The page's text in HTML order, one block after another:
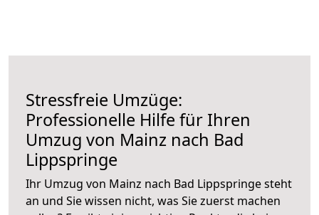
Stressfreie Umzüge:
Professionelle Hilfe für Ihren
Umzug von Mainz nach Bad
Lippspringe
Ihr Umzug von Mainz nach Bad Lippspringe steht
an und Sie wissen nicht, was Sie zuerst machen